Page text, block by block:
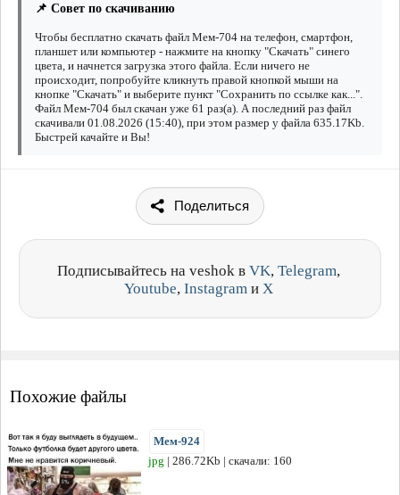
📌 Совет по скачиванию
Чтобы бесплатно скачать файл Мем-704 на телефон, смартфон,
планшет или компьютер - нажмите на кнопку "Скачать" синего
цвета, и начнется загрузка этого файла. Если ничего не
происходит, попробуйте кликнуть правой кнопкой мыши на
кнопке "Скачать" и выберите пункт "Сохранить по ссылке как...".
Файл Мем-704 был скачан уже 61 раз(а). А последний раз файл
скачивали 01.08.2026 (15:40), при этом размер у файла 635.17Kb.
Быстрей качайте и Вы!
Поделиться
Подписывайтесь на veshok в VK, Telegram,
Youtube, Instagram и X
Похожие файлы
Мем-924
jpg | 286.72Kb | скачали: 160